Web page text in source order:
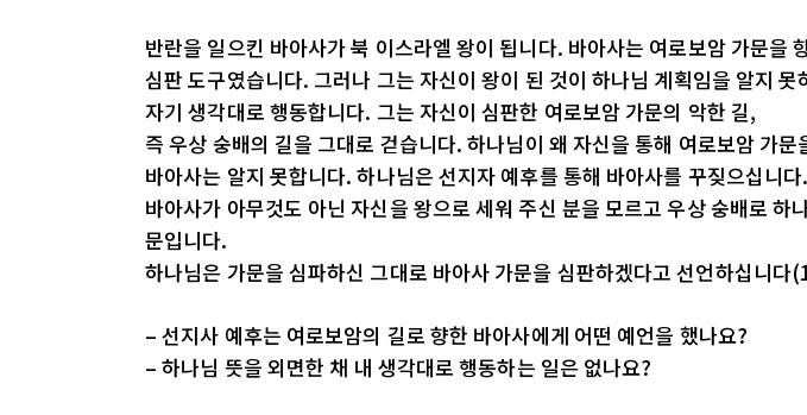
반란을 일으킨 바아사가 북 이스라엘 왕이 됩니다. 바아사는 여로보암 가문을
심판 도구였습니다. 그러나 그는 자신이 왕이 된 것이 하나님 계획임을 알지 못
자기 생각대로 행동합니다. 그는 자신이 심판한 여로보암 가문의 악한 길,
즉 우상 숭배의 길을 그대로 걷습니다. 하나님이 왜 자신을 통해 여로보암 가문
바아사는 알지 못합니다. 하나님은 선지자 예후를 통해 바아사를 꾸짖으십니다.
바아사가 아무것도 아닌 자신을 왕으로 세워 주신 분을 모르고 우상 숭배로 하
문입니다.
하나님은 가문을 심파하신 그대로 바아사 가문을 심판하겠다고 선언하십니
– 선지사 예후는 여로보암의 길로 향한 바아사에게 어떤 예언을 했나요?
– 하나님 뜻을 외면한 채 내 생각대로 행동하는 일은 없나요?